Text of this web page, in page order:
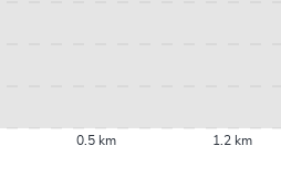
0.5 km 1.2 km